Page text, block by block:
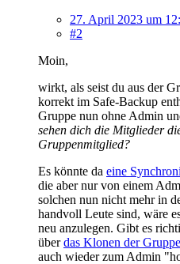
27. April 2023 um
#2
Moin,
wirkt, als seist du aus der
korrekt im Safe-Backup
Gruppe nun ohne Admin
sehen dich die Mitglieder
Gruppenmitglied?
Es könnte da eine
die aber nur von einem
solchen nun nicht mehr in
handvoll Leute sind, wäre
neu anzulegen. Gibt es
überdas Klonen der Gruppe
auch wieder zum Admin